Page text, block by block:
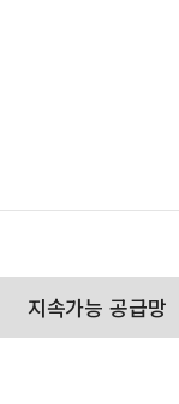
지속가능 공급망